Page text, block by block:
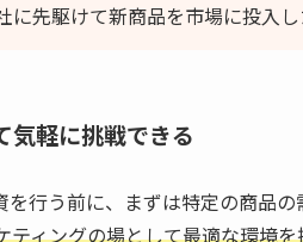
に先駆けて新商品を市場に投入
気軽に挑戦できる
行う前に、まずは特定の商品
ティングの場として最適な環境を